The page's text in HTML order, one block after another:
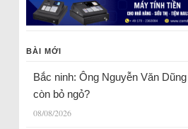
BÀI MỚI
Bắc ninh: Ông Nguyễn Văn
còn bỏ ngỏ?
08/08/2026